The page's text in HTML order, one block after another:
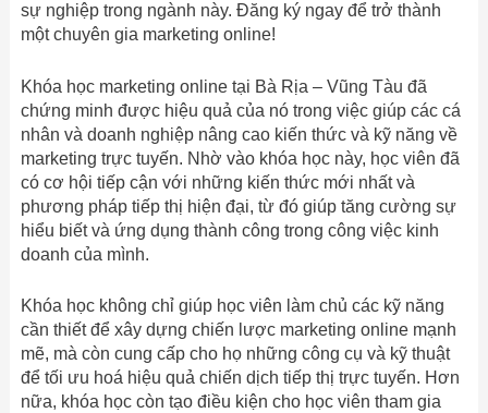
sự nghiệp trong ngành này. Đăng ký ngay để trở thành
một chuyên gia marketing online!
Khóa học marketing online tại Bà Rịa – Vũng Tàu đã
chứng minh được hiệu quả của nó trong việc giúp các cá
nhân và doanh nghiệp nâng cao kiến thức và kỹ năng về
marketing trực tuyến. Nhờ vào khóa học này, học viên đã
có cơ hội tiếp cận với những kiến thức mới nhất và
phương pháp tiếp thị hiện đại, từ đó giúp tăng cường sự
hiểu biết và ứng dụng thành công trong công việc kinh
doanh của mình.
Khóa học không chỉ giúp học viên làm chủ các kỹ năng
cần thiết để xây dựng chiến lược marketing online mạnh
mẽ, mà còn cung cấp cho họ những công cụ và kỹ thuật
để tối ưu hoá hiệu quả chiến dịch tiếp thị trực tuyến. Hơn
nữa, khóa học còn tạo điều kiện cho học viên tham gia